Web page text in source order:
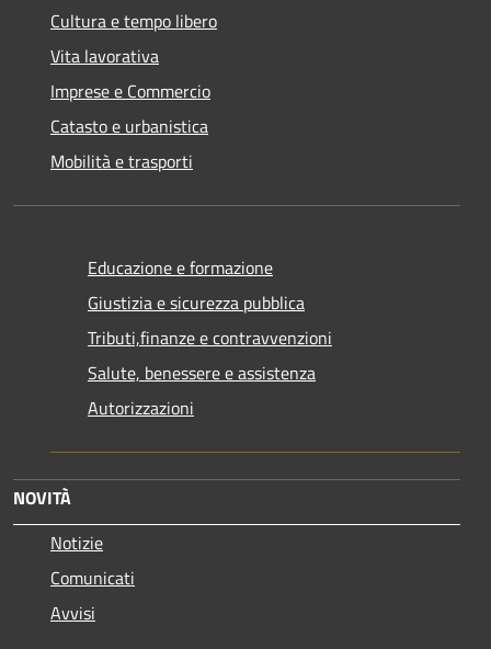
Cultura e tempo libero
Vita lavorativa
Imprese e Commercio
Catasto e urbanistica
Mobilità e trasporti
Educazione e formazione
Giustizia e sicurezza pubblica
Tributi,finanze e contravvenzioni
Salute, benessere e assistenza
Autorizzazioni
NOVITÀ
Notizie
Comunicati
Avvisi